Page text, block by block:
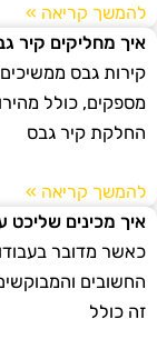
להמשך קריאה »
איך מחליקים קיר
קירות גבס ממשיכים
מספקים, כולל
החלקת קיר גבס
להמשך קריאה »
איך מכינים שליכט
כאשר מדובר
החשובים
זה כולל